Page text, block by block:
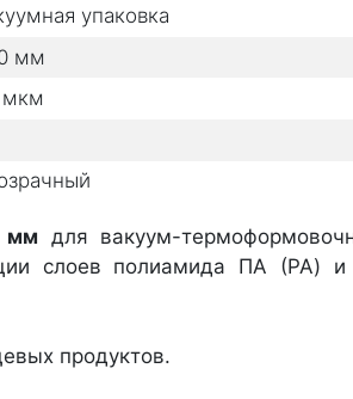
упаковка
мм
мкм
мм для вакуум-
слоев полиамида ПА (PA) и
продуктов.